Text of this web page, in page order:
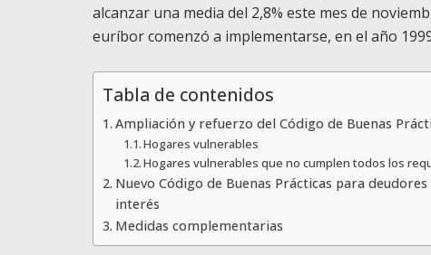
alcanzar una media del 2,8% este mes de
euríbor comenzó a implementarse, en el año
Tabla de contenidos
Ampliación y refuerzo del Código de Buenas
Hogares vulnerables
Hogares vulnerables que no cumplen todos los
Nuevo Código de Buenas Prácticas para
interés
Medidas complementarias